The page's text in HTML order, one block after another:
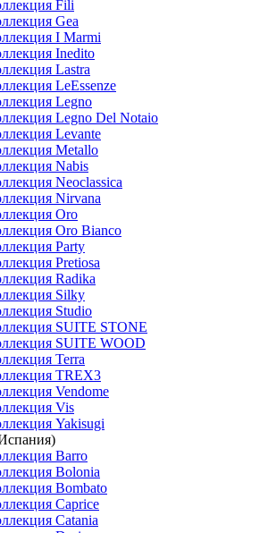
Fili
Gea
I Marmi
Inedito
Lastra
LeEssenze
Legno
Legno Del Notaio
Levante
Metallo
Nabis
Neoclassica
Nirvana
Oro
Oro Bianco
Party
Pretiosa
Radika
Silky
Studio
SUITE STONE
SUITE WOOD
Terra
TREX3
Vendome
Vis
Yakisugi
Barro
Bolonia
Bombato
Caprice
Catania